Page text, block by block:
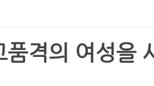
품격의 여성을